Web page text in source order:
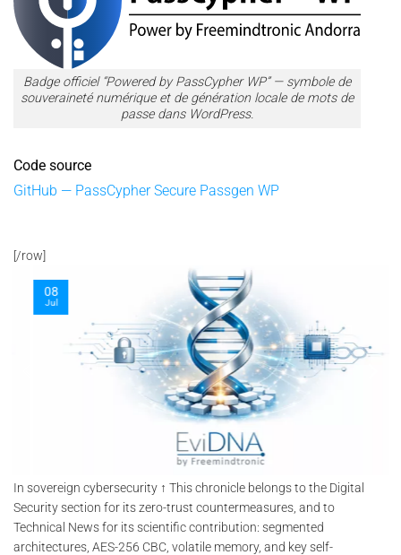
Badge officiel “Powered by PassCypher WP” — symbole de
souveraineté numérique et de génération locale de mots de
passe dans WordPress.
Code source
GitHub — PassCypher Secure Passgen WP
[/row]
In sovereign cybersecurity ↑ This chronicle belongs to the Digital
Security section for its zero-trust countermeasures, and to
Technical News for its scientific contribution: segmented
architectures, AES-256 CBC, volatile memory, and key self-